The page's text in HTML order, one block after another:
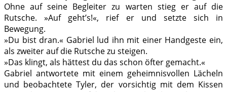
Ohne auf seine Begleiter zu warten stieg er auf die
Rutsche. »Auf geht’s!«, rief er und setzte sich in
Bewegung.
»Du bist dran.« Gabriel lud ihn mit einer Handgeste ein,
als zweiter auf die Rutsche zu steigen.
»Das klingt, als hättest du das schon öfter gemacht.«
Gabriel antwortete mit einem geheimnisvollen Lächeln
und beobachtete Tyler, der vorsichtig mit dem Kissen